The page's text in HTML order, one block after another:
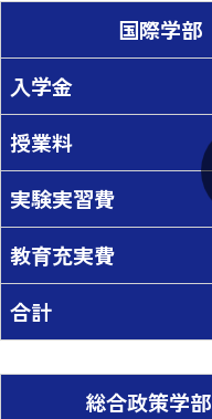
国際学部
入学金
授業料
実験実習費
教育充実費
合計
総合政策学部